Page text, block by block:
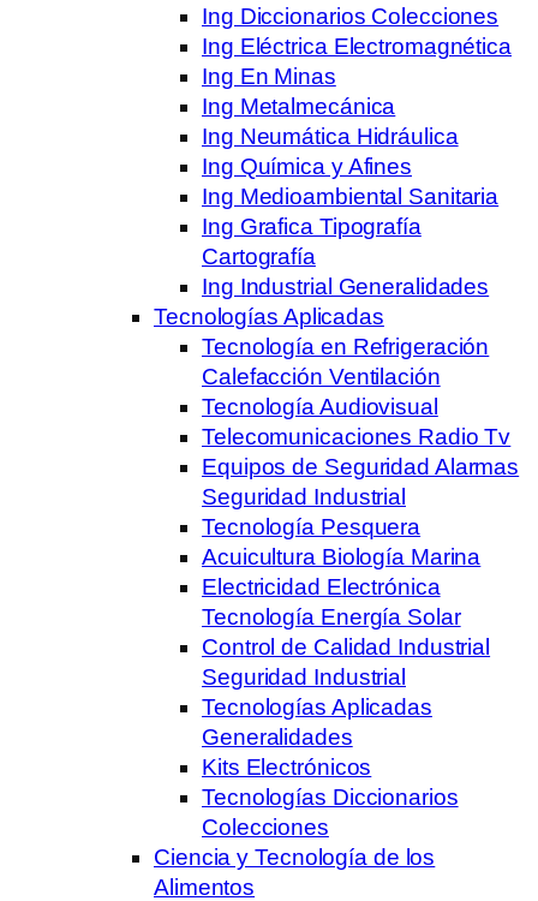
Ing Diccionarios Colecciones
Ing Eléctrica Electromagnética
Ing En Minas
Ing Metalmecánica
Ing Neumática Hidráulica
Ing Química y Afines
Ing Medioambiental Sanitaria
Ing Grafica Tipografía
Cartografía
Ing Industrial Generalidades
Tecnologías Aplicadas
Tecnología en Refrigeración
Calefacción Ventilación
Tecnología Audiovisual
Telecomunicaciones Radio Tv
Equipos de Seguridad Alarmas
Seguridad Industrial
Tecnología Pesquera
Acuicultura Biología Marina
Electricidad Electrónica
Tecnología Energía Solar
Control de Calidad Industrial
Seguridad Industrial
Tecnologías Aplicadas
Generalidades
Kits Electrónicos
Tecnologías Diccionarios
Colecciones
Ciencia y Tecnología de los
Alimentos